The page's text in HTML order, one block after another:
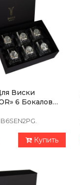
Виски
6 Бокалов
Серебро
B6SEN2PG.
Купить